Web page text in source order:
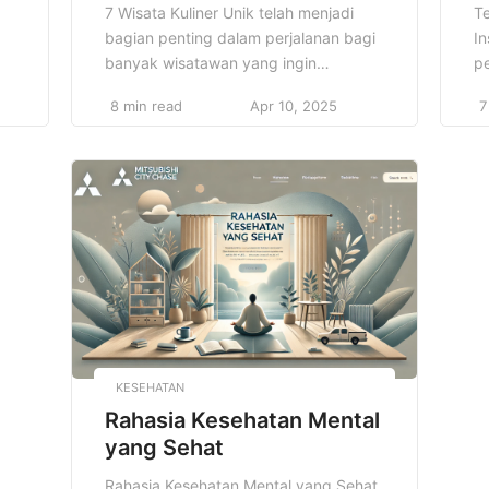
7 Wisata Kuliner Unik telah menjadi
bagian penting dalam perjalanan bagi
banyak wisatawan yang ingin
dari berbagai penjuru dunia. Tidak
juga merasakan pengalaman unik
yang memadukan budaya, tradisi, dan
rasa. “7 Wisata Kuliner Unik ” adalah
sebuah konsep yang membawa kita
untuk lebih memahami betapa
pentingnya […]
8 min read Apr 10, 2025
KESEHATAN
Rahasia Kesehatan Mental
yang Sehat
Rahasia Kesehatan Mental yang Sehat